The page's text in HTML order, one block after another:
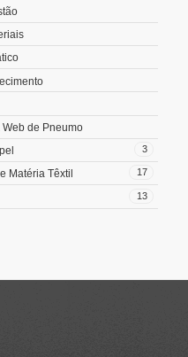
de Pneumo
3
17
Matéria Têxtil
13